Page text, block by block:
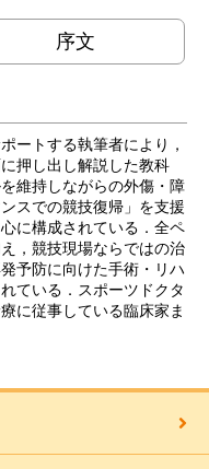
序文
ートする執筆者により，
押し出し解説した教科
維持しながらの外傷・障
スでの競技復帰」を支援
に構成されている．全ペ
，競技現場ならではの治
予防に向けた手術・リハ
ている．スポーツドクタ
に従事している臨床家ま